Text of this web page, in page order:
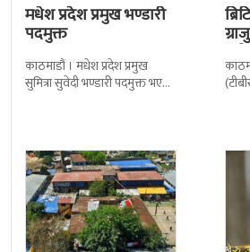
मधेश प्रदेश प्रमुख भण्डारी
पदमुक्त
काठमाडौं । मधेश प्रदेश प्रमुख
सुमित्रा सुवेदी भण्डारी पदमुक्त भएकी